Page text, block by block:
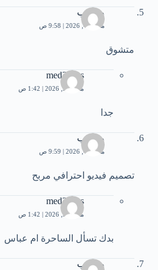
مصعب
مارس 4, 2026 | 9:58 ص
متشوق
med3bbas
مارس 5, 2026 | 1:42 ص
جدا
مصعب
مارس 4, 2026 | 9:59 ص
تصميم فيديو احترافي مربح
med3bbas
مارس 5, 2026 | 1:42 ص
بدك تسأل الساحرة ام عباس
مصعب